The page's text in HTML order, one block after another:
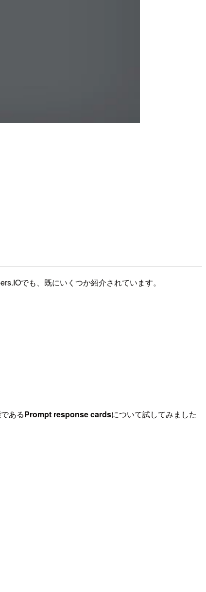
でも、既にいくつか紹介されています。
あるPrompt response cardsについて試してみました